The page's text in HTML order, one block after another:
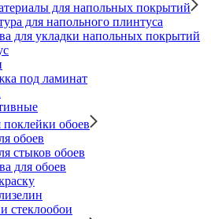
для напольных покрытий
для напольного плинтуса
для укладки напольных покрытий
под ламинат
поклейки обоев
обоев
стыков обоев
для обоев
стеклообои